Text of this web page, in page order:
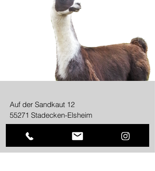
Auf der Sandkaut 12
55271 Stadecken-Elsheim